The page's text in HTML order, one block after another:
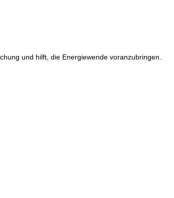
und hilft, die Energiewende voranzubringen.